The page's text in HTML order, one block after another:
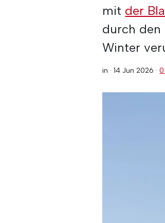
mit der
durch den
Winter
in ·14 Jun 2026 ·